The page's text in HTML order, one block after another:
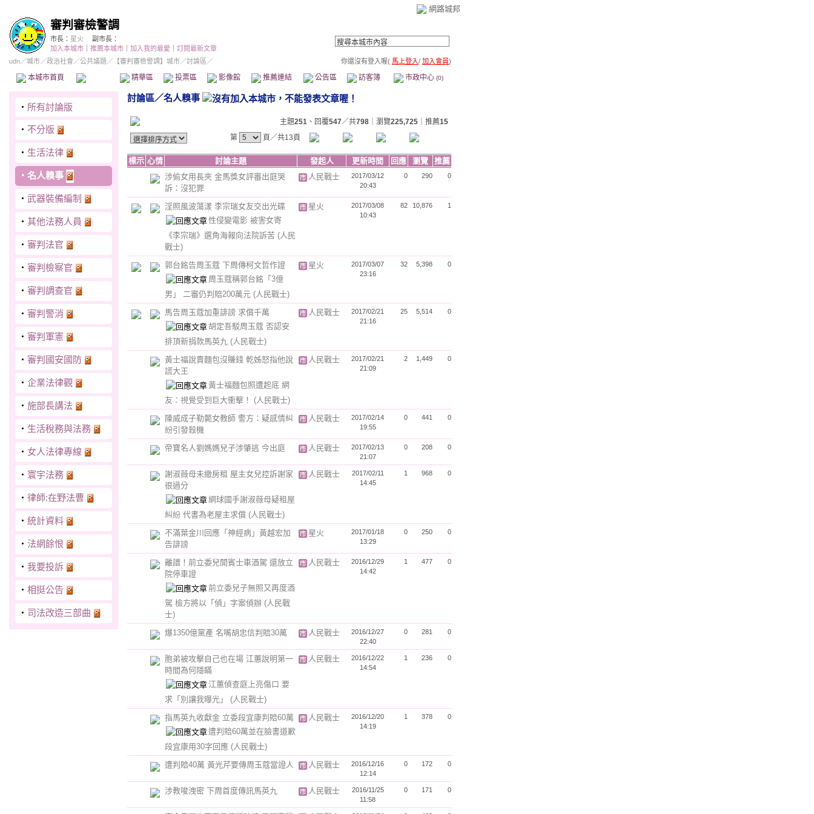
網路城邦
審判審檢警調
市長： 星火
副市長：
加入本城市
推薦本城市 加入我的最愛
訂閱最新文章
udn／城市／政治社會 ／公共議題 ／ 【審判審檢警調】城市／討論區／ 你還沒有登入喔( 馬上登入/ 加入會員)
本城市首頁 精華區 投票區 影像館 推薦連結 公告區 訪客簿 市政中心 (0)
‧ 所有討論版
‧ 不分版
‧ 生活法律
‧ 名人糗事
‧ 武器裝備編制
‧ 其他法務人員
‧ 審判法官
‧ 審判檢察官
‧ 審判調查官
‧ 審判警消
‧ 審判軍憲
‧ 審判國安國防
‧ 企業法律觀
‧ 施部長講法
‧ 生活稅務與法務
‧ 女人法律專線
‧ 寰宇法務
‧ 律師:在野法曹
‧ 統計資料
‧ 法網餘恨
‧ 我要投訴
‧ 相挺公告
‧ 司法改造三部曲
討論區／名人糗事
主題251 、回覆547／共798 ｜瀏覽225,725 ｜推薦15
第
頁／共13頁
標示 心情 討論主題 發起人 更新時間 回應 瀏覽
推薦
涉偷女用長夾 金馬獎女評審出庭哭
訴：沒犯罪
人民戰士
2017/03/12
20:43
0 290 0
淫照風波蕩漾 李宗瑞女友交出光碟
性侵變電影 被害女寄
《李宗瑞》選角海報向法院訴苦 (人民
戰士)
星火
2017/03/08
10:43
82 10,876 1
郭台銘告周玉蔻 下周傳柯文哲作證
周玉蔻稱郭台銘「3億
男」 二審仍判賠200萬元 (人民戰士)
星火
2017/03/07
23:16
32 5,398 0
馬告周玉蔻加重誹謗 求償千萬
胡定吾駁周玉蔻 否認安
排頂新捐款馬英九 (人民戰士)
人民戰士
2017/02/21
21:16
25 5,514 0
黃士福說賣麵包沒賺錢 乾姊怒指他說
謊大王
黃士福麵包照遭起底 網
友：視覺受到巨大衝擊！ (人民戰士)
人民戰士
2017/02/21
21:09
2 1,449 0
陳威成子勒斃女教師 警方：疑感情糾
紛引發殺機
人民戰士
2017/02/14
19:55
0 441 0
帝寶名人劉媽媽兒子涉肇逃 今出庭 人民戰士
2017/02/13
21:07
0 208 0
謝淑薇母未繳房租 屋主女兒控訴謝家
很過分
網球國手謝淑薇母疑租屋
糾紛 代書為老屋主求償 (人民戰士)
人民戰士
2017/02/11
14:45
1 968 0
不滿葉金川回應「神經病」黃越宏加
告誹謗
星火
2017/01/18
13:29
0 250 0
離譜！前立委兒開賓士車酒駕 還放立
院停車證
前立委兒子無照又再度酒
駕 檢方將以「偵」字案偵辦 (人民戰
士)
人民戰士
2016/12/29
14:42
1 477 0
爆1350億黨產 名嘴胡忠信判賠30萬 人民戰士
2016/12/27
22:40
0 281 0
胞弟被攻擊自己也在場 江蕙說明第一
時間為何隱瞞
江蕙偵查庭上亮傷口 要
求「別讓我曝光」 (人民戰士)
人民戰士
2016/12/22
14:54
1 236 0
指馬英九收獻金 立委段宜康判賠60萬
遭判賠60萬並在臉書道歉
段宜康用30字回應 (人民戰士)
人民戰士
2016/12/20
14:19
1 378 0
遭判賠40萬 黃光芹要傳周玉蔻當證人 人民戰士
2016/12/16
12:14
0 172 0
涉教唆洩密 下周首度傳訊馬英九 人民戰士
2016/11/25
11:58
0 171 0